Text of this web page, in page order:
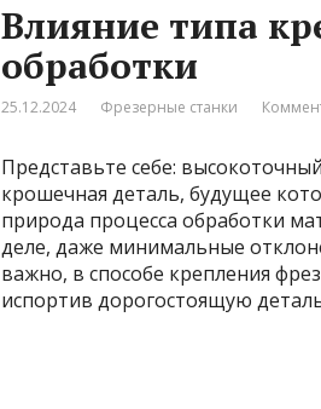
Влияние типа
обработки
25.12.2024 Фрезерные станки
Представьте себе:
крошечная деталь, будущее
природа процесса обработки
деле, даже минимальные
важно, в способе крепления
испортив дорогостоящую